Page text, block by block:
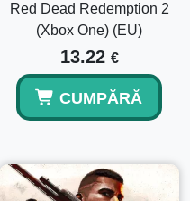
Red Dead Redemption 2
(Xbox One) (EU)
13.22 €
CUMPĂRĂ